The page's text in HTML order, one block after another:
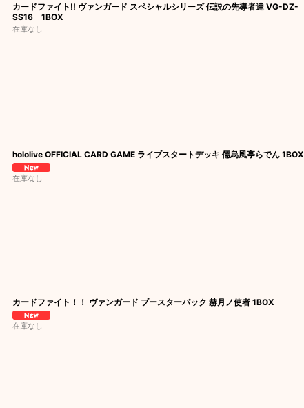
カードファイト!! ヴァンガード スペシャルシリーズ 伝説の先導者達 VG-DZ-
SS16 1BOX
在庫なし
hololive OFFICIAL CARD GAME ライブスタートデッキ 儒烏風亭らでん 1BOX
在庫なし
カードファイト！！ ヴァンガード ブースターパック 赫月ノ使者 1BOX
在庫なし